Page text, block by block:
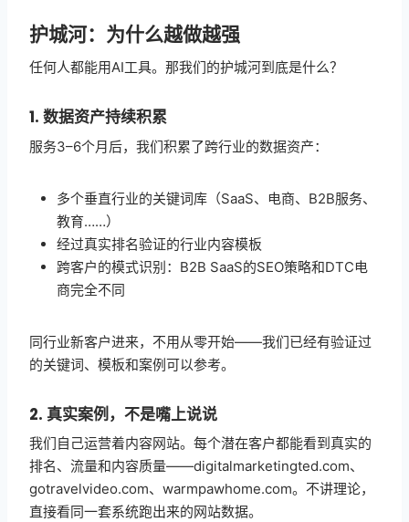
护城河：为什么越做越强
任何人都能用AI工具。那我们的护城河到底是什么？
1. 数据资产持续积累
服务3–6个月后，我们积累了跨行业的数据资产：
多个垂直行业的关键词库（SaaS、电商、B2B服务、
教育……）
经过真实排名验证的行业内容模板
跨客户的模式识别：B2B SaaS的SEO策略和DTC电
商完全不同
同行业新客户进来，不用从零开始——我们已经有验证过
的关键词、模板和案例可以参考。
2. 真实案例，不是嘴上说说
我们自己运营着内容网站。每个潜在客户都能看到真实的
排名、流量和内容质量——digitalmarketingted.com、
gotravelvideo.com、warmpawhome.com。不讲理论，
直接看同一套系统跑出来的网站数据。